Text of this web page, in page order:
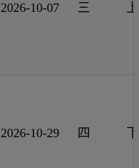
2026-10-07 三
2026-10-29 四